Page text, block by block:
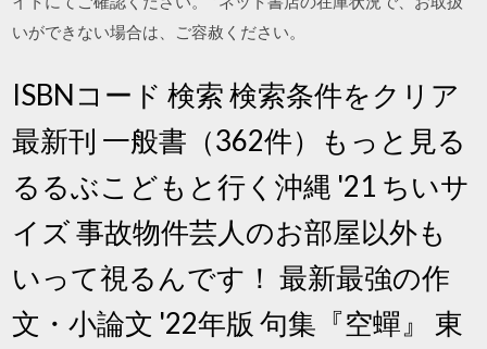
いができない場合は、ご容赦ください。
ISBNコード 検索 検索条件をクリア
最新刊 一般書（362件）もっと見る
るるぶこどもと行く沖縄 '21 ちいサ
イズ 事故物件芸人のお部屋以外も
いって視るんです！ 最新最強の作
文・小論文 '22年版 句集『空蟬』 東